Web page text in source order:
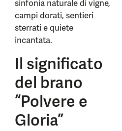
sinfonia naturale di vigne,
campi dorati, sentieri
sterrati e quiete
incantata.
Il significato
del brano
“Polvere e
Gloria”